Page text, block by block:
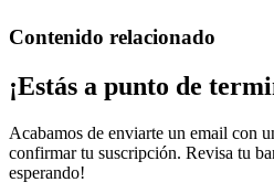
Contenido relacionado
¡Estás a punto de
Acabamos de enviarte un email con
confirmar tu suscripción. Revisa tu
esperando!